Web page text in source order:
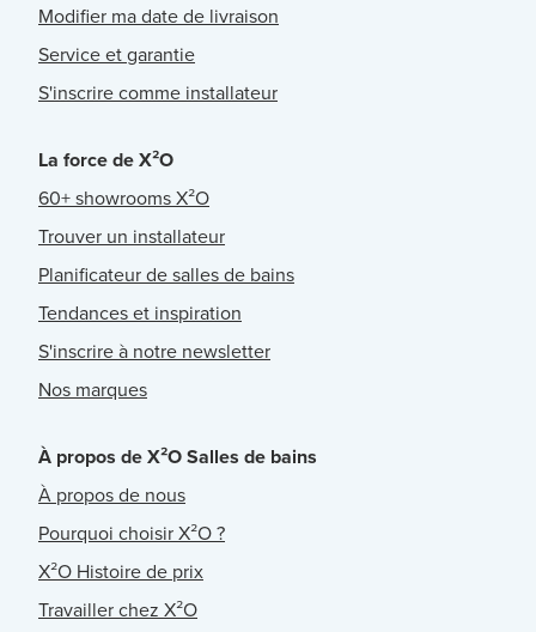
Modifier ma date de livraison
Service et garantie
S'inscrire comme installateur
La force de X²O
60+ showrooms X²O
Trouver un installateur
Planificateur de salles de bains
Tendances et inspiration
S'inscrire à notre newsletter
Nos marques
À propos de X²O Salles de bains
À propos de nous
Pourquoi choisir X²O ?
X²O Histoire de prix
Travailler chez X²O